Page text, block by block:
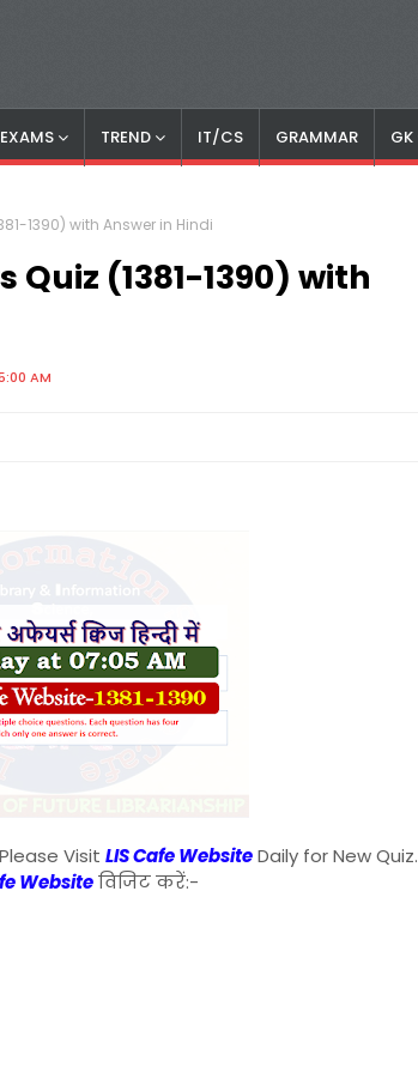
TREND IT/CS GRAMMAR GK
1390) with Answer in Hindi
(1381-1390) with
AM
Visit LIS Cafe WebsiteDaily for New Quiz.
Websiteविजिट करें:-